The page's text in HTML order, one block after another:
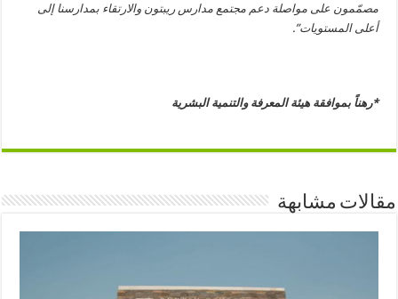
مصمّمون على مواصلة دعم مجتمع مدارس ريبتون والارتقاء بمدارسنا إلى
أعلى المستويات”.
*رهناً بموافقة هيئة المعرفة والتنمية البشرية
مقالات مشابهة